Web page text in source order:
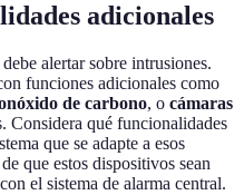
adicionales
alertar sobre intrusiones.
funciones adicionales como
de carbono, o cámaras
Considera qué funcionalidades
que se adapte a esos
que estos dispositivos sean
el sistema de alarma central.